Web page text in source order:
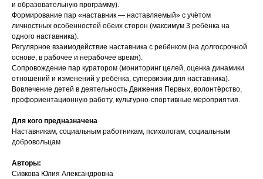
и образовательную программу).
Формирование пар «наставник — наставляемый» с учётом
личностных особенностей обеих сторон (максимум 3 ребёнка на
одного наставника).
Регулярное взаимодействие наставника с ребёнком (на долгосрочной
основе, в рабочее и нерабочее время).
Сопровождение пар куратором (мониторинг целей, оценка динамики
отношений и изменений у ребёнка, супервизии для наставника).
Вовлечение детей в деятельность Движения Первых, волонтёрство,
профориентационную работу, культурно-спортивные мероприятия.
Для кого предназначена
Наставникам, социальным работникам, психологам, социальным
добровольцам
Авторы:
Сивкова Юлия Александровна